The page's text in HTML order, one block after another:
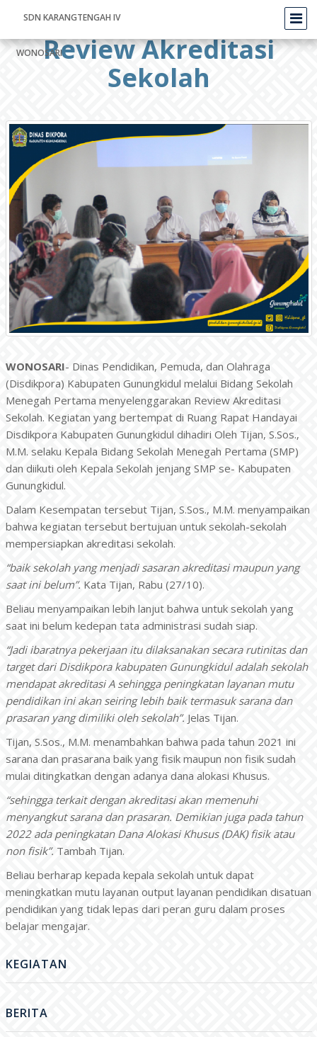
SDN KARANGTENGAH IV
WONOSARIReview Akreditasi
Sekolah
WONOSARI- Dinas Pendidikan, Pemuda, dan Olahraga
(Disdikpora) Kabupaten Gunungkidul melalui Bidang Sekolah
Menegah Pertama menyelenggarakan Review Akreditasi
Sekolah. Kegiatan yang bertempat di Ruang Rapat Handayai
Disdikpora Kabupaten Gunungkidul dihadiri Oleh Tijan, S.Sos.,
M.M. selaku Kepala Bidang Sekolah Menegah Pertama (SMP)
dan diikuti oleh Kepala Sekolah jenjang SMP se- Kabupaten
Gunungkidul.
Dalam Kesempatan tersebut Tijan, S.Sos., M.M. menyampaikan
bahwa kegiatan tersebut bertujuan untuk sekolah-sekolah
mempersiapkan akreditasi sekolah.
“baik sekolah yang menjadi sasaran akreditasi maupun yang
saat ini belum”. Kata Tijan, Rabu (27/10).
Beliau menyampaikan lebih lanjut bahwa untuk sekolah yang
saat ini belum kedepan tata administrasi sudah siap.
“Jadi ibaratnya pekerjaan itu dilaksanakan secara rutinitas dan
target dari Disdikpora kabupaten Gunungkidul adalah sekolah
mendapat akreditasi A sehingga peningkatan layanan mutu
pendidikan ini akan seiring lebih baik termasuk sarana dan
prasaran yang dimiliki oleh sekolah”. Jelas Tijan.
Tijan, S.Sos., M.M. menambahkan bahwa pada tahun 2021 ini
sarana dan prasarana baik yang fisik maupun non fisik sudah
mulai ditingkatkan dengan adanya dana alokasi Khusus.
“sehingga terkait dengan akreditasi akan memenuhi
menyangkut sarana dan prasaran. Demikian juga pada tahun
2022 ada peningkatan Dana Alokasi Khusus (DAK) fisik atau
non fisik”. Tambah Tijan.
Beliau berharap kepada kepala sekolah untuk dapat
meningkatkan mutu layanan output layanan pendidikan disatuan
pendidikan yang tidak lepas dari peran guru dalam proses
belajar mengajar.
KEGIATAN
BERITA